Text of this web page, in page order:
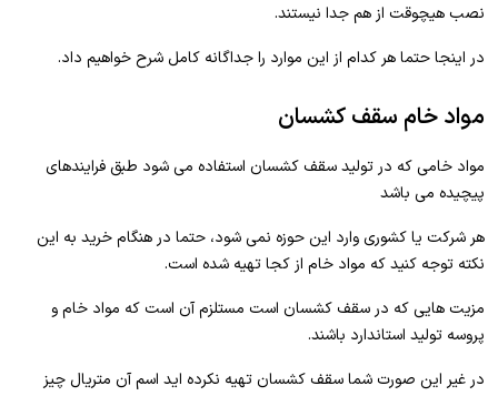
نصب هیچوقت از هم جدا نیستند.
در اینجا حتما هر کدام از این موارد را جداگانه کامل شرح خواهیم داد.
مواد خام سقف کشسان
مواد خامی که در تولید سقف کشسان استفاده می شود طبق فرایندهای
پیچیده می باشد
هر شرکت یا کشوری وارد این حوزه نمی شود، حتما در هنگام خرید به این
نکته توجه کنید که مواد خام از کجا تهیه شده است.
مزیت هایی که در سقف کشسان است مستلزم آن است که مواد خام و
پروسه تولید استاندارد باشند.
در غیر این صورت شما سقف کشسان تهیه نکرده اید اسم آن متریال چیز